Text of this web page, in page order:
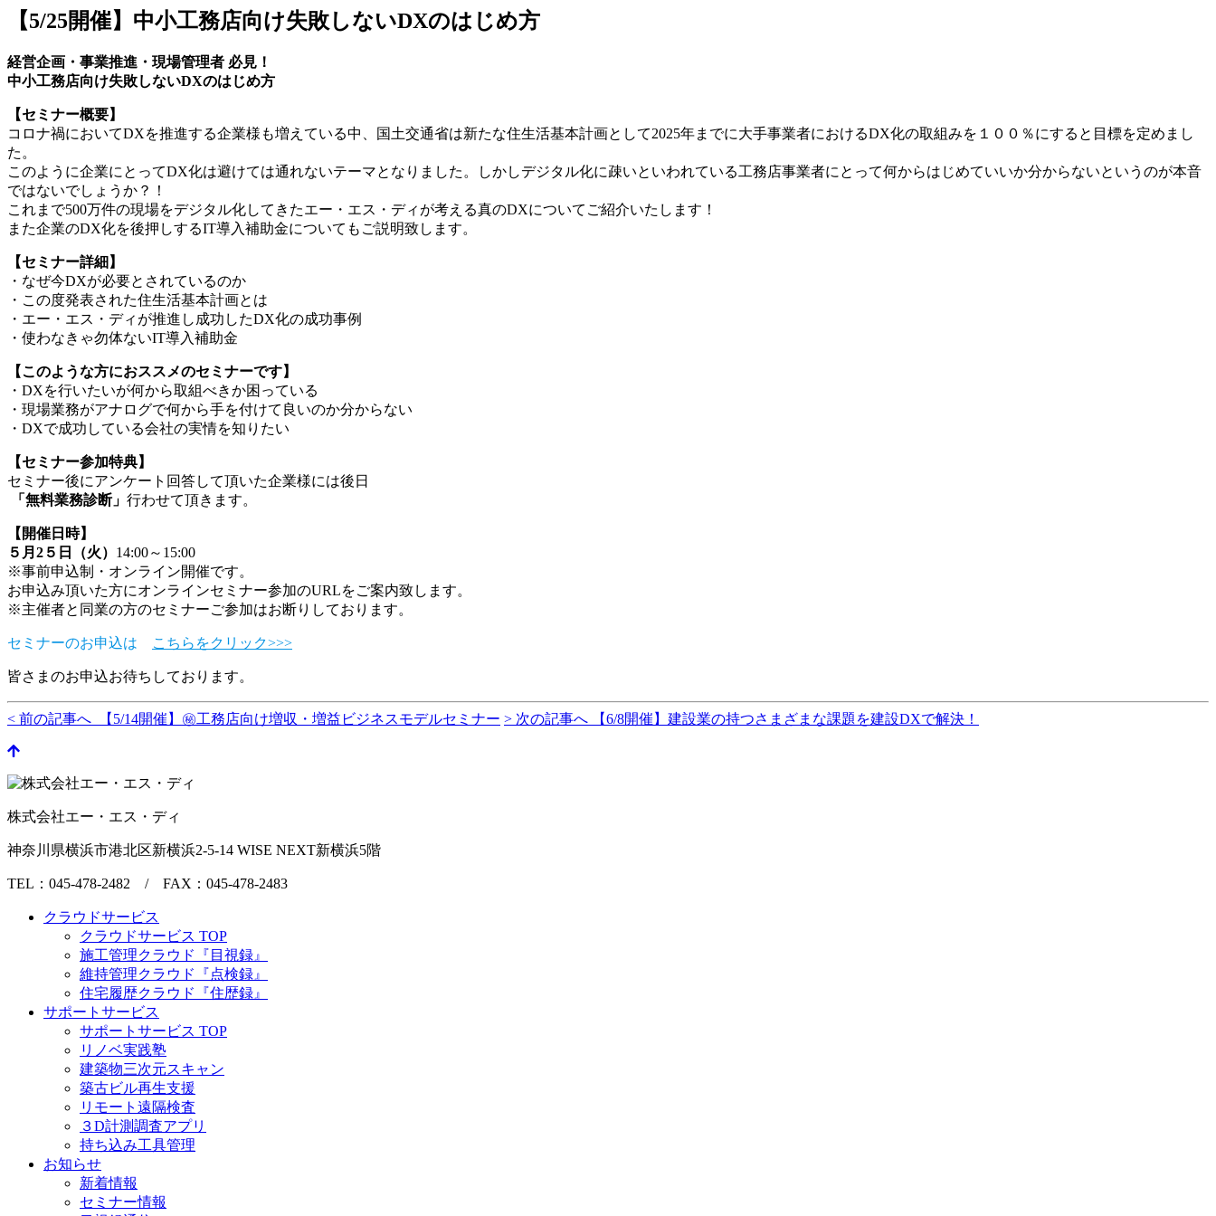
【5/25開催】中小工務店向け失敗しないDXのはじめ方
経営企画・事業推進・現場管理者 必見！
中小工務店向け失敗しないDXのはじめ方
【セミナー概要】
コロナ禍においてDXを推進する企業様も増えている中、国土交通省は新たな住生活基本計画として2025年までに大手事業者におけるDX化の取組みを１００％にすると目標を定めまし
た。
このように企業にとってDX化は避けては通れないテーマとなりました。しかしデジタル化に疎いといわれている工務店事業者にとって何からはじめていいか分からないというのが本音
ではないでしょうか？！
これまで500万件の現場をデジタル化してきたエー・エス・ディが考える真のDXについてご紹介いたします！
また企業のDX化を後押しするIT導入補助金についてもご説明致します。
【セミナー詳細 】
・なぜ今DXが必要とされているのか
・この度発表された住生活基本計画とは
・エー・エス・ディが推進し成功したDX化の成功事例
・使わなきゃ勿体ないIT導入補助金
【このような方におススメのセミナーです】
・DXを行いたいが何から取組べきか困っている
・現場業務がアナログで何から手を付けて良いのか分からない
・DXで成功している会社の実情を知りたい
【セミナー参加特典】
セミナー後にアンケート回答して頂いた企業様には後日
「無料業務診断」 行わせて頂きます。
【開催日時】
５月2５日（火） 14:00～15:00
※事前申込制・オンライン開催です。
お申込み頂いた方にオンラインセミナー参加のURLをご案内致します。
※主催者と同業の方のセミナーご参加はお断りしております。
セミナーのお申込は こちらをクリック>>>
皆さまのお申込お待ちしております。
< 前の記事へ 【5/14開催】㊙工務店向け増収・増益ビジネスモデルセミナー > 次の記事へ 【6/8開催】建設業の持つさまざまな課題を建設DXで解決！
株式会社エー・エス・ディ
神奈川県横浜市港北区新横浜2-5-14 WISE NEXT新横浜5階
TEL：045-478-2482 / FAX：045-478-2483
クラウドサービス
クラウドサービス TOP
施工管理クラウド『目視録』
維持管理クラウド『点検録』
住宅履歴クラウド『住歴録』
サポートサービス
サポートサービス TOP
リノベ実践塾
建築物三次元スキャン
築古ビル再生支援
リモート遠隔検査
３D計測調査アプリ
持ち込み工具管理
お知らせ
新着情報
セミナー情報